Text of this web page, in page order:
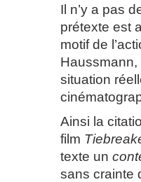
Il n’y a pas
prétexte est
motif de
Haussmann,
situation
Ainsi la
film
texte un
sans crainte